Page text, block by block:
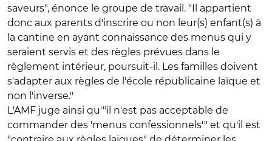
saveurs", énonce le groupe de travail. "Il appartient
donc aux parents d'inscrire ou non leur(s) enfant(s) à
la cantine en ayant connaissance des menus qui y
seraient servis et des règles prévues dans le
règlement intérieur, poursuit-il. Les familles doivent
s'adapter aux règles de l'école républicaine laïque et
non l'inverse."
L'AMF juge ainsi qu'"il n'est pas acceptable de
commander des 'menus confessionnels'" et qu'il est